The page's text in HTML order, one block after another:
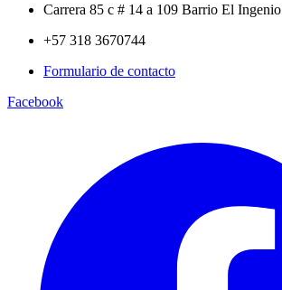
Carrera 85 c # 14 a 109 Barrio El Ingenio
+57 318 3670744
Formulario de contacto
Facebook